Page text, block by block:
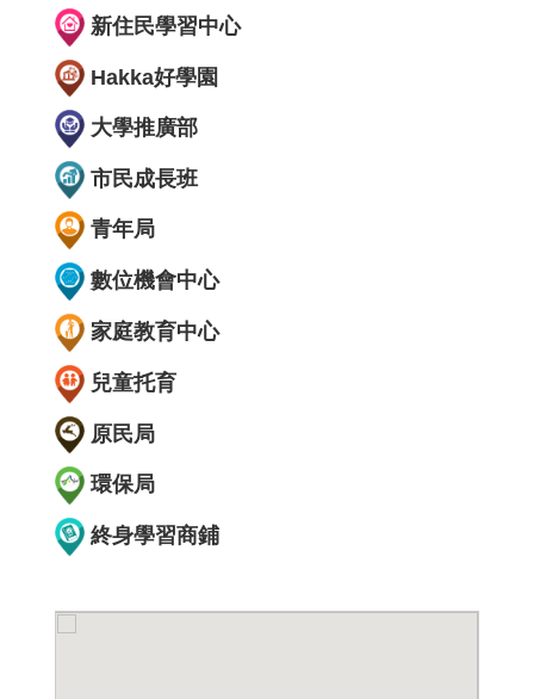
新住民學習中心
Hakka好學園
大學推廣部
市民成長班
青年局
數位機會中心
家庭教育中心
兒童托育
原民局
環保局
終身學習商鋪